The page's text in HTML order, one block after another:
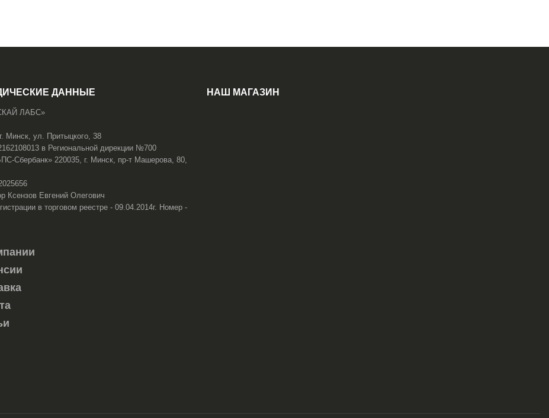
ДАННЫЕ
ЛАБС»
Минск, ул. Притыцкого, 38
в Региональной дирекции №700
Сбербанк» 220035, г. Минск, пр-т Машерова, 80,
Ксензов Евгений Олегович
в торговом реестре - 09.04.2014г. Номер -
НАШ МАГАЗИН